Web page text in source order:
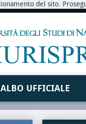
del sito.
ALBO UFFICIALE